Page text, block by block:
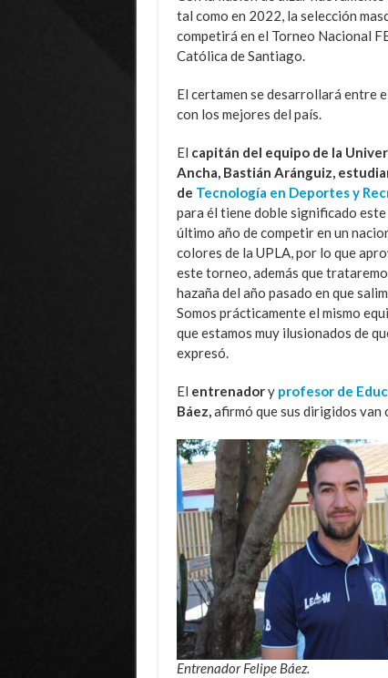
tal como en 2022, la selección
competirá en el Torneo Nacional
Católica de Santiago.
El certamen se desarrollará entre
con los mejores del país.
El capitán del equipo de la
Ancha, Bastián Aránguiz,
de Tecnología en Deportes y
para él tiene doble significado este
último año de competir en un
colores de la UPLA, por lo que
este torneo, además que
hazaña del año pasado en que
Somos prácticamente el mismo
que estamos muy ilusionados de
expresó.
El entrenadory profesor de
Báez,afirmó que sus dirigidos van
Entrenador Felipe Báez.